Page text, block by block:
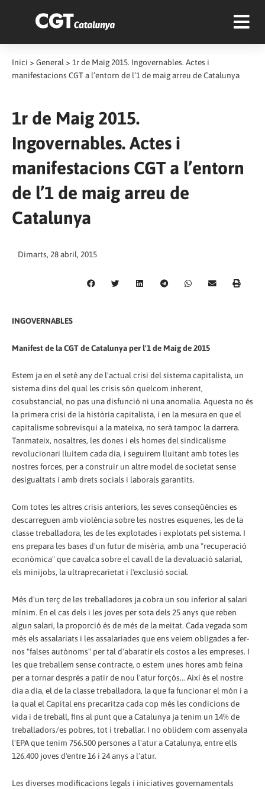
Inici > General > 1r de Maig 2015. Ingovernables. Actes i
manifestacions CGT a l’entorn de l’1 de maig arreu de Catalunya
1r de Maig 2015.
Ingovernables. Actes i
manifestacions CGT a l’entorn
de l’1 de maig arreu de
Catalunya
Dimarts, 28 abril, 2015
INGOVERNABLES
Manifest de la CGT de Catalunya per l'1 de Maig de 2015
Estem ja en el setè any de l'actual crisi del sistema capitalista, un
sistema dins del qual les crisis són quelcom inherent,
cosubstancial, no pas una disfunció ni una anomalia. Aquesta no és
la primera crisi de la història capitalista, i en la mesura en que el
capitalisme sobrevisqui a la mateixa, no serà tampoc la darrera.
Tanmateix, nosaltres, les dones i els homes del sindicalisme
revolucionari lluitem cada dia, i seguirem lluitant amb totes les
nostres forces, per a construir un altre model de societat sense
desigualtats i amb drets socials i laborals garantits.
Com totes les altres crisis anteriors, les seves conseqüències es
descarreguen amb violència sobre les nostres esquenes, les de la
classe treballadora, les de les explotades i explotats pel sistema. I
ens prepara les bases d'un futur de misèria, amb una "recuperació
econòmica" que cavalca sobre el cavall de la devaluació salarial,
els minijobs, la ultraprecarietat i l'exclusió social.
Més d'un terç de les treballadores ja cobra un sou inferior al salari
mínim. En el cas dels i les joves per sota dels 25 anys que reben
algun salari, la proporció és de més de la meitat. Cada vegada som
més els assalariats i les assalariades que ens veiem obligades a fer-
nos "falses autònoms" per tal d'abaratir els costos a les empreses. I
les que treballem sense contracte, o estem unes hores amb feina
per a tornar després a patir de nou l'atur forçós... Així és el nostre
dia a dia, el de la classe treballadora, la que fa funcionar el món i a
la qual el Capital ens precaritza cada cop més les condicions de
vida i de treball, fins al punt que a Catalunya ja tenim un 14% de
treballadors/es pobres, tot i treballar. I no oblidem com assenyala
l'EPA que tenim 756.500 persones a l'atur a Catalunya, entre ells
126.400 joves d'entre 16 i 24 anys a l'atur.
Les diverses modificacions legals i iniciatives governamentals